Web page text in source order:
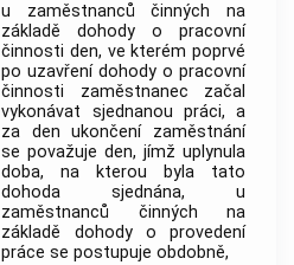
u zaměstnanců činných na
základě dohody o pracovní
činnosti den, ve kterém poprvé
po uzavření dohody o pracovní
činnosti zaměstnanec začal
vykonávat sjednanou práci, a
za den ukončení zaměstnání
se považuje den, jímž uplynula
doba, na kterou byla tato
dohoda sjednána, u
zaměstnanců činných na
základě dohody o provedení
práce se postupuje obdobně,